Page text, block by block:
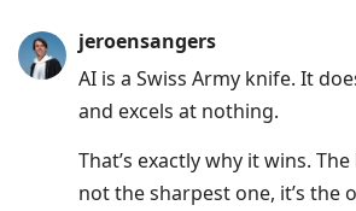
jeroensangers
AI is a Swiss Army knife. It
and excels at nothing.
That’s exactly why it wins.
not the sharpest one, it’s the